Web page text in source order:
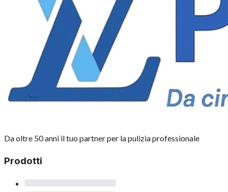
Da oltre 50 anni il tuo partner per la pulizia professionale
Prodotti